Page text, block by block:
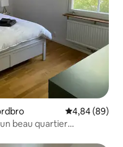
Évaluation
4,84 (89)
beau quartier